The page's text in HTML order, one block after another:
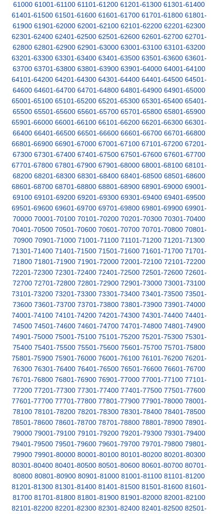
61000 61001-61100 61101-61200 61201-61300 61301-61400
61401-61500 61501-61600 61601-61700 61701-61800 61801-
61900 61901-62000 62001-62100 62101-62200 62201-62300
62301-62400 62401-62500 62501-62600 62601-62700 62701-
62800 62801-62900 62901-63000 63001-63100 63101-63200
63201-63300 63301-63400 63401-63500 63501-63600 63601-
63700 63701-63800 63801-63900 63901-64000 64001-64100
64101-64200 64201-64300 64301-64400 64401-64500 64501-
64600 64601-64700 64701-64800 64801-64900 64901-65000
65001-65100 65101-65200 65201-65300 65301-65400 65401-
65500 65501-65600 65601-65700 65701-65800 65801-65900
65901-66000 66001-66100 66101-66200 66201-66300 66301-
66400 66401-66500 66501-66600 66601-66700 66701-66800
66801-66900 66901-67000 67001-67100 67101-67200 67201-
67300 67301-67400 67401-67500 67501-67600 67601-67700
67701-67800 67801-67900 67901-68000 68001-68100 68101-
68200 68201-68300 68301-68400 68401-68500 68501-68600
68601-68700 68701-68800 68801-68900 68901-69000 69001-
69100 69101-69200 69201-69300 69301-69400 69401-69500
69501-69600 69601-69700 69701-69800 69801-69900 69901-
70000 70001-70100 70101-70200 70201-70300 70301-70400
70401-70500 70501-70600 70601-70700 70701-70800 70801-
70900 70901-71000 71001-71100 71101-71200 71201-71300
71301-71400 71401-71500 71501-71600 71601-71700 71701-
71800 71801-71900 71901-72000 72001-72100 72101-72200
72201-72300 72301-72400 72401-72500 72501-72600 72601-
72700 72701-72800 72801-72900 72901-73000 73001-73100
73101-73200 73201-73300 73301-73400 73401-73500 73501-
73600 73601-73700 73701-73800 73801-73900 73901-74000
74001-74100 74101-74200 74201-74300 74301-74400 74401-
74500 74501-74600 74601-74700 74701-74800 74801-74900
74901-75000 75001-75100 75101-75200 75201-75300 75301-
75400 75401-75500 75501-75600 75601-75700 75701-75800
75801-75900 75901-76000 76001-76100 76101-76200 76201-
76300 76301-76400 76401-76500 76501-76600 76601-76700
76701-76800 76801-76900 76901-77000 77001-77100 77101-
77200 77201-77300 77301-77400 77401-77500 77501-77600
77601-77700 77701-77800 77801-77900 77901-78000 78001-
78100 78101-78200 78201-78300 78301-78400 78401-78500
78501-78600 78601-78700 78701-78800 78801-78900 78901-
79000 79001-79100 79101-79200 79201-79300 79301-79400
79401-79500 79501-79600 79601-79700 79701-79800 79801-
79900 79901-80000 80001-80100 80101-80200 80201-80300
80301-80400 80401-80500 80501-80600 80601-80700 80701-
80800 80801-80900 80901-81000 81001-81100 81101-81200
81201-81300 81301-81400 81401-81500 81501-81600 81601-
81700 81701-81800 81801-81900 81901-82000 82001-82100
82101-82200 82201-82300 82301-82400 82401-82500 82501-